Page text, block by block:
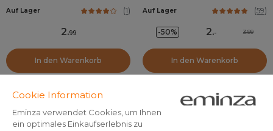
Auf Lager (1)
2.99
In den Warenkorb
Auf Lager (59)
-50% 2.- 3.99
In den Warenkorb